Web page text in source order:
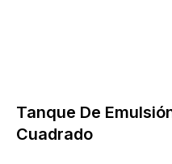
Tanque De
Cuadrado